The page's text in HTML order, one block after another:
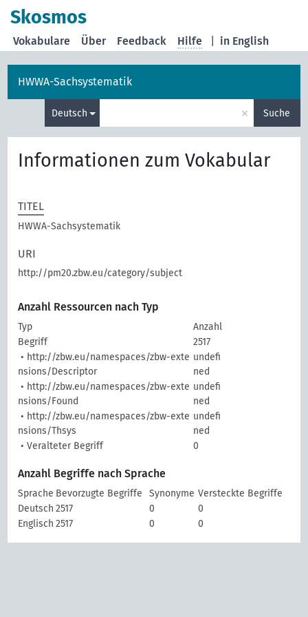
Skosmos
in English
Vokabulare Über Feedback Hilfe
HWWA-Sachsystematik
Deutsch × Suche
Informationen zum Vokabular
TITEL
HWWA-Sachsystematik
URI
http://pm20.zbw.eu/category/subject
Anzahl Ressourcen nach Typ
Typ
Anzahl
Begriff
2517
• http://zbw.eu/namespaces/zbw-exte
nsions/Descriptor
undefi
ned
• http://zbw.eu/namespaces/zbw-exte
nsions/Found
undefi
ned
• http://zbw.eu/namespaces/zbw-exte
nsions/Thsys
undefi
ned
• Veralteter Begriff
0
Anzahl Begriffe nach Sprache
Sprache Bevorzugte Begriffe Synonyme Versteckte Begriffe
Deutsch 2517 0
0
Englisch 2517 0 0